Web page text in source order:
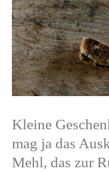
Kleine
mag ja das
Mehl, das zur